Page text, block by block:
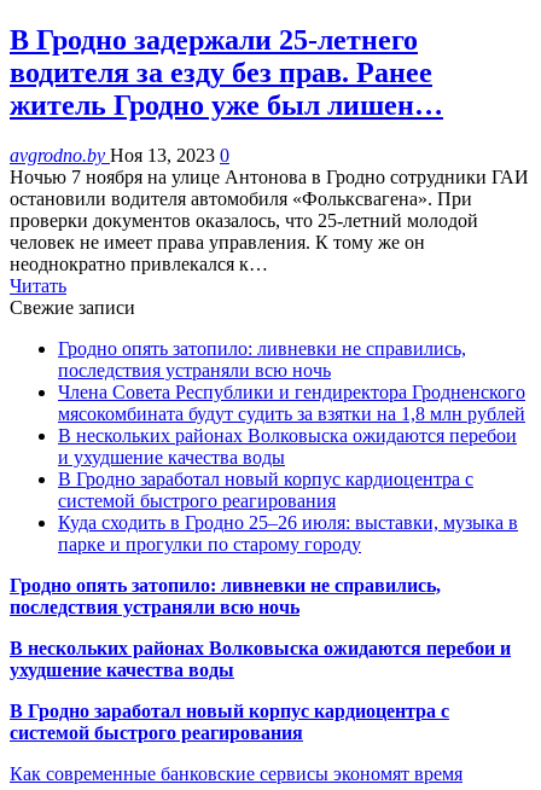
В Гродно задержали 25-летнего
водителя за езду без прав. Ранее
житель Гродно уже был лишен…
avgrodno.by Ноя 13, 2023 0
Ночью 7 ноября на улице Антонова в Гродно сотрудники ГАИ
остановили водителя автомобиля «Фольксвагена». При
проверки документов оказалось, что 25-летний молодой
человек не имеет права управления. К тому же он
неоднократно привлекался к…
Читать
Свежие записи
Гродно опять затопило: ливневки не справились,
последствия устраняли всю ночь
Члена Совета Республики и гендиректора Гродненского
мясокомбината будут судить за взятки на 1,8 млн рублей
В нескольких районах Волковыска ожидаются перебои
и ухудшение качества воды
В Гродно заработал новый корпус кардиоцентра с
системой быстрого реагирования
Куда сходить в Гродно 25–26 июля: выставки, музыка в
парке и прогулки по старому городу
Гродно опять затопило: ливневки не справились,
последствия устраняли всю ночь
В нескольких районах Волковыска ожидаются перебои и
ухудшение качества воды
В Гродно заработал новый корпус кардиоцентра с
системой быстрого реагирования
Как современные банковские сервисы экономят время